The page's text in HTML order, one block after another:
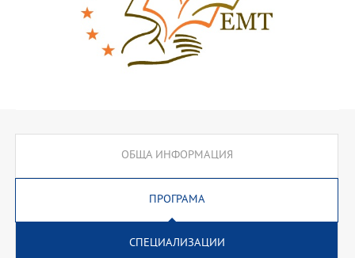
ОБЩА ИНФОРМАЦИЯ
ПРОГРАМА
СПЕЦИАЛИЗАЦИИ